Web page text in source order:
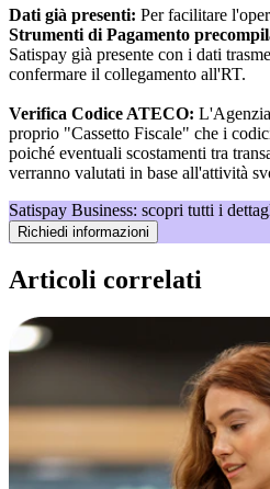
Dati già presenti: Per facilitare
Strumenti di Pagamento
Satispay già presente con i dati
confermare il collegamento all'RT.
Verifica Codice ATECO:
proprio "Cassetto Fiscale" che i
poiché eventuali scostamenti tra
verranno valutati in base all'attività
Satispay Business: scopri tutti i
Richiedi informazioni
Articoli correlati